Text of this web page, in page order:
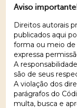
Aviso
Direitos autorais
publicados aqui
forma ou meio de
expressa
A
são de seus
A violação dos
parágrafos do
multa, busca e